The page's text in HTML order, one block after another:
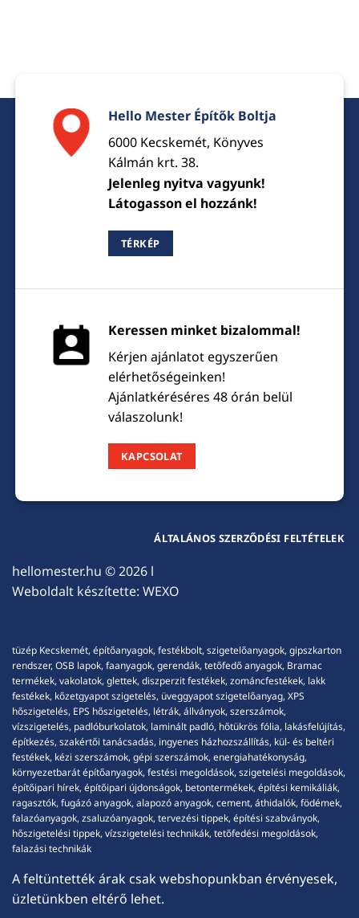
Hello Mester Építők Boltja
6000 Kecskemét, Könyves
Kálmán krt. 38.
Jelenleg nyitva vagyunk!
Látogasson el hozzánk!
TÉRKÉP
Keressen minket bizalommal!
Kérjen ajánlatot egyszerűen
elérhetőségeinken!
Ajánlatkéréséres 48 órán belül
válaszolunk!
KAPCSOLAT
hellomester.hu © 2026 l
Weboldalt készítette: WEXO
ÁLTALÁNOS SZERZŐDÉSI FELTÉTELEK
tüzép Kecskemét, építőanyagok, festékbolt, szigetelőanyagok, gipszkarton
rendszer, OSB lapok, faanyagok, gerendák, tetőfedő anyagok, Bramac
termékek, vakolatok, glettek, diszperzit festékek, zománcfestékek, lakk
festékek, kőzetgyapot szigetelés, üveggyapot szigetelőanyag, XPS
hőszigetelés, EPS hőszigetelés, létrák, állványok, szerszámok,
vízszigetelés, padlóburkolatok, laminált padló, hőtükrös fólia, lakásfelújítás,
építkezés, szakértői tanácsadás, ingyenes házhozszállítás, kül- és beltéri
festékek, kézi szerszámok, gépi szerszámok, energiahatékonyság,
környezetbarát építőanyagok, festési megoldások, szigetelési megoldások,
építőipari hírek, építőipari újdonságok, betontermékek, építési kemikáliák,
ragasztók, fugázó anyagok, alapozó anyagok, cement, áthidalók, födémek,
falazóanyagok, zsaluzóanyagok, tervezési tippek, építési szabványok,
hőszigetelési tippek, vízszigetelési technikák, tetőfedési megoldások,
falazási technikák
A feltüntették árak csak webshopunkban érvényesek,
üzletünkben eltérő lehet.